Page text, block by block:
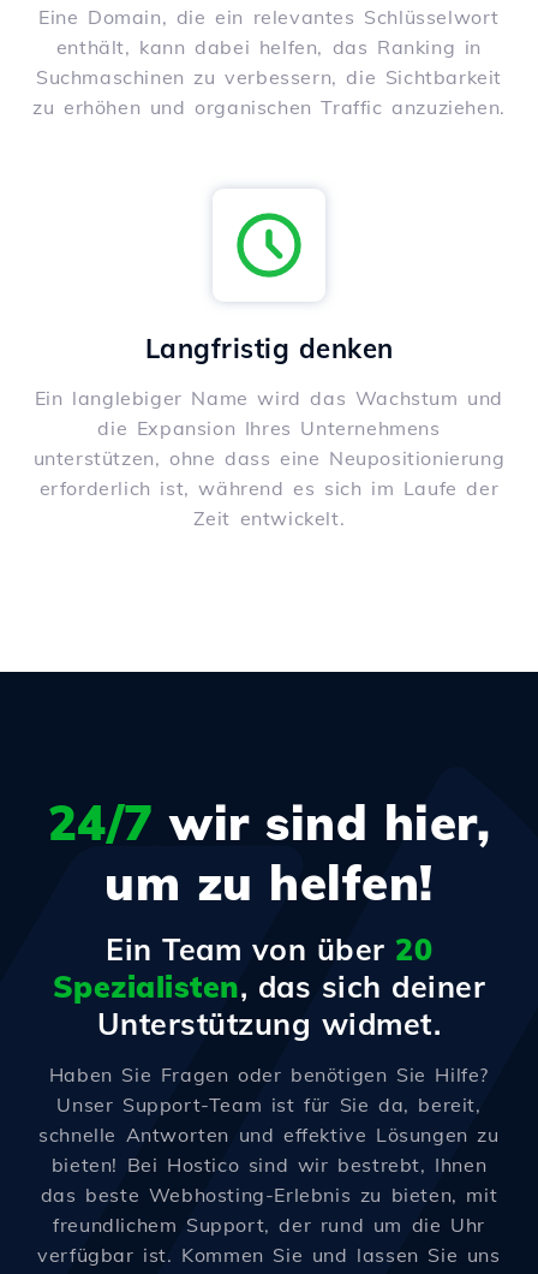
Eine Domain, die ein relevantes Schlüsselwort
enthält, kann dabei helfen, das Ranking in
Suchmaschinen zu verbessern, die Sichtbarkeit
zu erhöhen und organischen Traffic anzuziehen.
Langfristig denken
Ein langlebiger Name wird das Wachstum und
die Expansion Ihres Unternehmens
unterstützen, ohne dass eine Neupositionierung
erforderlich ist, während es sich im Laufe der
Zeit entwickelt.
24/7 wir sind hier,
um zu helfen!
Ein Team von über 20
Spezialisten, das sich deiner
Unterstützung widmet.
Haben Sie Fragen oder benötigen Sie Hilfe?
Unser Support-Team ist für Sie da, bereit,
schnelle Antworten und effektive Lösungen zu
bieten! Bei Hostico sind wir bestrebt, Ihnen
das beste Webhosting-Erlebnis zu bieten, mit
freundlichem Support, der rund um die Uhr
verfügbar ist. Kommen Sie und lassen Sie uns